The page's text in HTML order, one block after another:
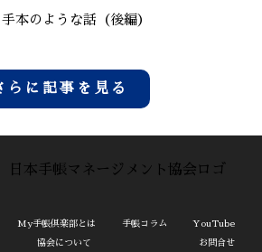
本のような話（後編）
らに記事を見る
My手帳倶楽部とは 手帳コラム YouTube
協会について お問合せ